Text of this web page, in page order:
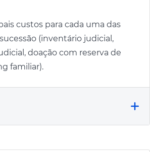
custos para cada uma das
(inventário judicial,
doação com reserva de
familiar).